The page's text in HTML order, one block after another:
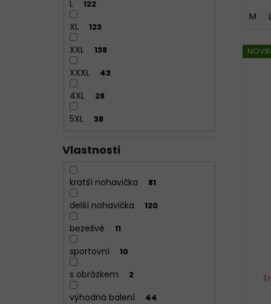
L 122
XL 123
XXL 138
XXXL 43
4XL 28
5XL 38
Vlastnosti
kratší nohavička 81
delší nohavička 120
bezešvé 11
sportovní 10
s obrázkem 2
výhodná balení 44
M